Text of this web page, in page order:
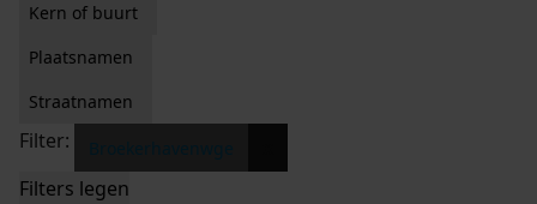
Kern of buurt
Plaatsnamen
Straatnamen
Filter:
Filters legen